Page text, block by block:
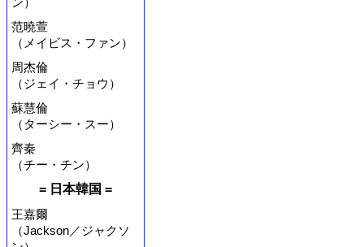
范曉萱
（メイビス・ファン）
周杰倫
（ジェイ・チョウ）
蘇慧倫
（ターシー・スー）
齊秦
（チー・チン）
= 日本韓国 =
王嘉爾
（Jackson／ジャクソ